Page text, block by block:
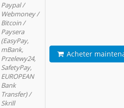
Paypal /
Webmoney /
Bitcoin /
Paysera
(EasyPay,
mBank,
Przelewy24,
SafetyPay,
EUROPEAN
Bank
Transfer) /
Skrill
Acheter